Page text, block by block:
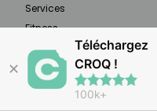
À PROPOS
Services
Fitness
Yoga
✕
Téléchargez
CROQ !
100k+